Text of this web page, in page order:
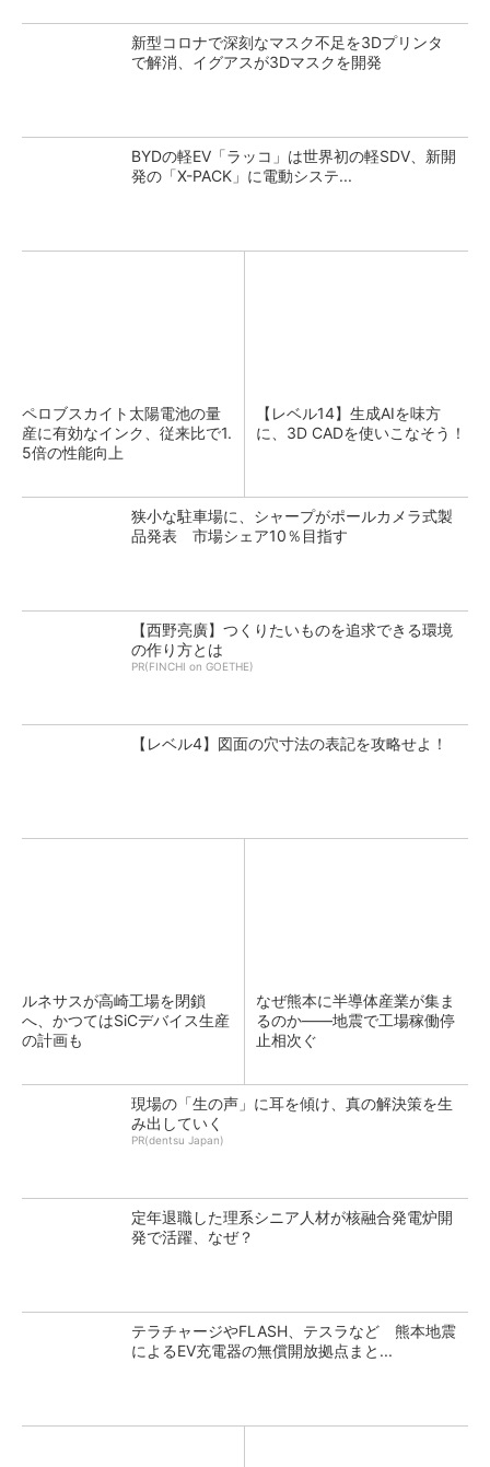
新型コロナで深刻なマスク不足を3Dプリンタ
で解消、イグアスが3Dマスクを開発
BYDの軽EV「ラッコ」は世界初の軽SDV、新開
発の「X-PACK」に電動システ...
ペロブスカイト太陽電池の量
産に有効なインク、従来比で1.
5倍の性能向上
【レベル14】生成AIを味方
に、3D CADを使いこなそう！
狭小な駐車場に、シャープがポールカメラ式製
品発表 市場シェア10％目指す
【西野亮廣】つくりたいものを追求できる環境
の作り方とは
PR(FINCHI on GOETHE)
【レベル4】図面の穴寸法の表記を攻略せよ！
ルネサスが高崎工場を閉鎖
へ、かつてはSiCデバイス生産
の計画も
なぜ熊本に半導体産業が集ま
るのか――地震で工場稼働停
止相次ぐ
現場の「生の声」に耳を傾け、真の解決策を生
み出していく
PR(dentsu Japan)
定年退職した理系シニア人材が核融合発電炉開
発で活躍、なぜ？
テラチャージやFLASH、テスラなど 熊本地震
によるEV充電器の無償開放拠点まと...